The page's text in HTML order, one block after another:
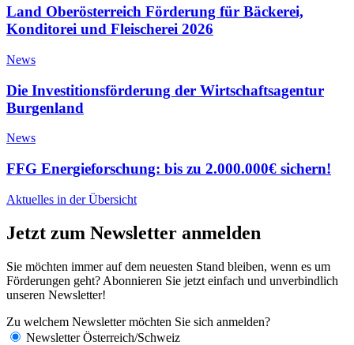
Land Oberösterreich Förderung für Bäckerei,
Konditorei und Fleischerei 2026
News
Die Investitionsförderung der Wirtschaftsagentur
Burgenland
News
FFG Energieforschung: bis zu 2.000.000€ sichern!
Aktuelles in der Übersicht
Jetzt zum Newsletter anmelden
Sie möchten immer auf dem neuesten Stand bleiben, wenn es um
Förderungen geht? Abonnieren Sie jetzt einfach und unverbindlich
unseren Newsletter!
Zu welchem Newsletter möchten Sie sich anmelden?
Newsletter Österreich/Schweiz